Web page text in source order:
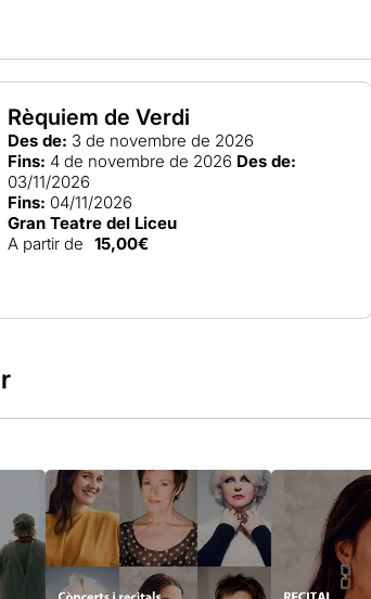
Rèquiem de Verdi
Des de: 3 de novembre de 2026
Fins: 4 de novembre de 2026 Des de:
03/11/2026
Fins: 04/11/2026
Gran Teatre del Liceu
A partir de 15,00€